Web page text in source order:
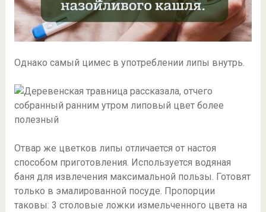
Однако самый цимес в употреблении липы внутрь.
Отвар же цветков липы отличается от настоя
способом приготовления. Используется водяная
баня для извлечения максимальной пользы. Готовят
только в эмалированной посуде. Пропорции
таковы: 3 столовые ложки измельченного цвета на